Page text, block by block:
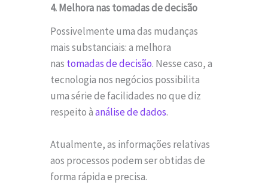
4. Melhora nas tomadas de decisão
Possivelmente uma das mudanças
mais substanciais: a melhora
nas tomadas de decisão. Nesse caso, a
tecnologia nos negócios possibilita
uma série de facilidades no que diz
respeito àanálise de dados.
Atualmente, as informações relativas
aos processos podem ser obtidas de
forma rápida e precisa.